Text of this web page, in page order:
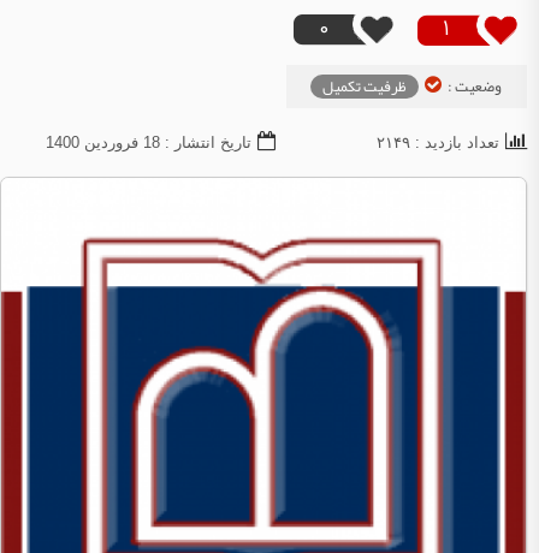
1
0
وضعیت : ظرفیت تکمیل
تعداد بازدید : ۲۱۴۹ تاریخ انتشار : 18 فروردين 1400